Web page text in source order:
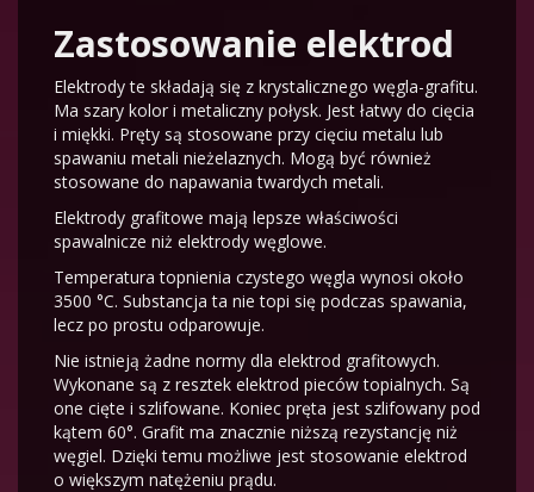
Zastosowanie elektrod
Elektrody te składają się z krystalicznego węgla-grafitu.
Ma szary kolor i metaliczny połysk. Jest łatwy do cięcia
i miękki. Pręty są stosowane przy cięciu metalu lub
spawaniu metali nieżelaznych. Mogą być również
stosowane do napawania twardych metali.
Elektrody grafitowe mają lepsze właściwości
spawalnicze niż elektrody węglowe.
Temperatura topnienia czystego węgla wynosi około
3500 °C. Substancja ta nie topi się podczas spawania,
lecz po prostu odparowuje.
Nie istnieją żadne normy dla elektrod grafitowych.
Wykonane są z resztek elektrod pieców topialnych. Są
one cięte i szlifowane. Koniec pręta jest szlifowany pod
kątem 60°. Grafit ma znacznie niższą rezystancję niż
węgiel. Dzięki temu możliwe jest stosowanie elektrod
o większym natężeniu prądu.